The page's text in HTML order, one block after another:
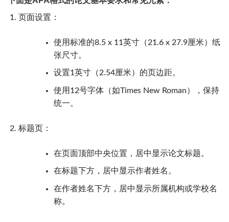
页面设置：
使用标准的8.5 x 11英寸（21.6 x 27.9厘米）纸
张尺寸。
设置1英寸（2.54厘米）的页边距。
使用12号字体（如Times New Roman），保持
统一。
标题页：
在页面顶部中央位置，居中显示论文标题。
在标题下方，居中显示作者姓名。
在作者姓名下方，居中显示所属机构或学校名
称。